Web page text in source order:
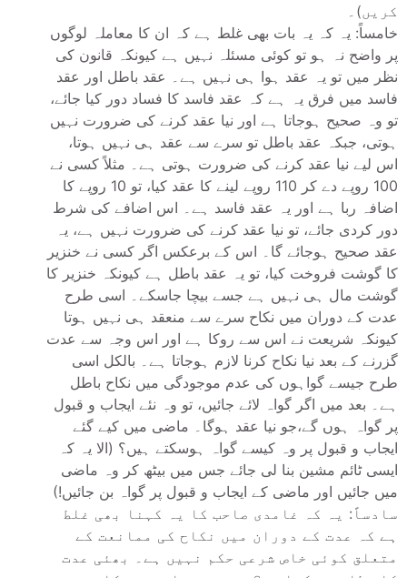
کریں)۔
خامساً: یہ کہ یہ بات بھی غلط ہے کہ ان کا معاملہ لوگوں
پر واضح نہ ہو تو کوئی مسئلہ نہیں ہے کیونکہ قانون کی
نظر میں تو یہ عقد ہوا ہی نہیں ہے۔ عقد باطل اور عقد
فاسد میں فرق یہ ہے کہ عقد فاسد کا فساد دور کیا جائے،
تو وہ صحیح ہوجاتا ہے اور نیا عقد کرنے کی ضرورت نہیں
ہوتی، جبکہ عقد باطل تو سرے سے عقد ہی نہیں ہوتا،
اس لیے نیا عقد کرنے کی ضرورت ہوتی ہے۔ مثلاً کسی نے
100 روپے دے کر 110 روپے لینے کا عقد کیا، تو 10 روپے کا
اضافہ ربا ہے اور یہ عقد فاسد ہے۔ اس اضافے کی شرط
دور کردی جائے، تو نیا عقد کرنے کی ضرورت نہیں ہے، یہ
عقد صحیح ہوجائے گا۔ اس کے برعکس اگر کسی نے خنزیر
کا گوشت فروخت کیا، تو یہ عقد باطل ہے کیونکہ خنزیر کا
گوشت مال ہی نہیں ہے جسے بیچا جاسکے۔ اسی طرح
عدت کے دوران میں نکاح سرے سے منعقد ہی نہیں ہوتا
کیونکہ شریعت نے اس سے روکا ہے اور اس وجہ سے عدت
گزرنے کے بعد نیا نکاح کرنا لازم ہوجاتا ہے۔ بالکل اسی
طرح جیسے گواہوں کی عدم موجودگی میں نکاح باطل
ہے۔ بعد میں اگر گواہ لائے جائیں، تو وہ نئے ایجاب و قبول
پر گواہ ہوں گے،جو نیا عقد ہوگا۔ ماضی میں کیے گئے
ایجاب و قبول پر وہ کیسے گواہ ہوسکتے ہیں؟ (الا یہ کہ
ایسی ٹائم مشین بنا لی جائے جس میں بیٹھ کر وہ ماضی
میں جائیں اور ماضی کے ایجاب و قبول پر گواہ بن جائیں!)
سادساً: یہ کہ غامدی صاحب کا یہ کہنا بھی غلط
ہے کہ عدت کے دوران میں نکاح کی ممانعت کے
متعلق کوئی خاص شرعی حکم نہیں ہے۔ بھئی عدت